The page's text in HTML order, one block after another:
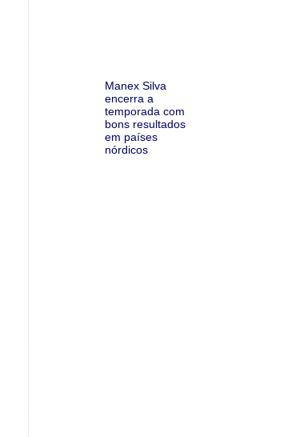
Manex Silva
encerra a
temporada com
bons resultados
em países
nórdicos